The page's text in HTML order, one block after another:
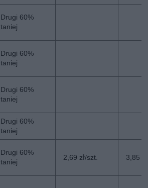
Drugi 60%
taniej
Drugi 60%
taniej
Drugi 60%
taniej
Drugi 60%
taniej
Drugi 60%
taniej
2,69 zł/szt. 3,85